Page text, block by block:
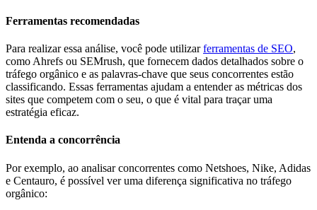
Ferramentas recomendadas
Para realizar essa análise, você pode utilizarferramentas de SEO,
como Ahrefs ou SEMrush, que fornecem dados detalhados sobre o
tráfego orgânico e as palavras-chave que seus concorrentes estão
classificando. Essas ferramentas ajudam a entender as métricas dos
sites que competem com o seu, o que é vital para traçar uma
estratégia eficaz.
Entenda a concorrência
Por exemplo, ao analisar concorrentes como Netshoes, Nike, Adidas
e Centauro, é possível ver uma diferença significativa no tráfego
orgânico: